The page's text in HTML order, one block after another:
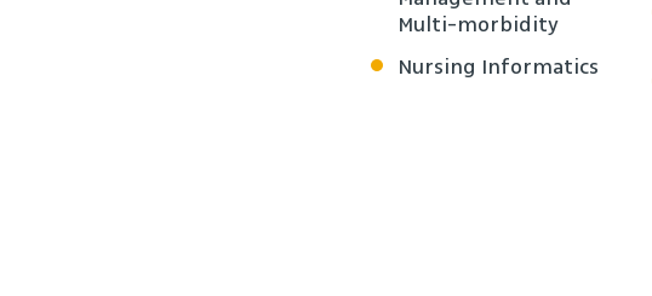
Multi-morbidity
Nursing Informatics